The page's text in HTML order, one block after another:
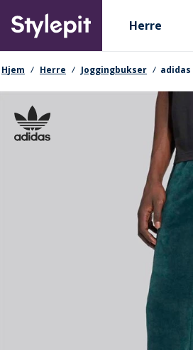
main
content
Primary departments
Herre
navigationssti
Hjem Herre Joggingbukser adidas